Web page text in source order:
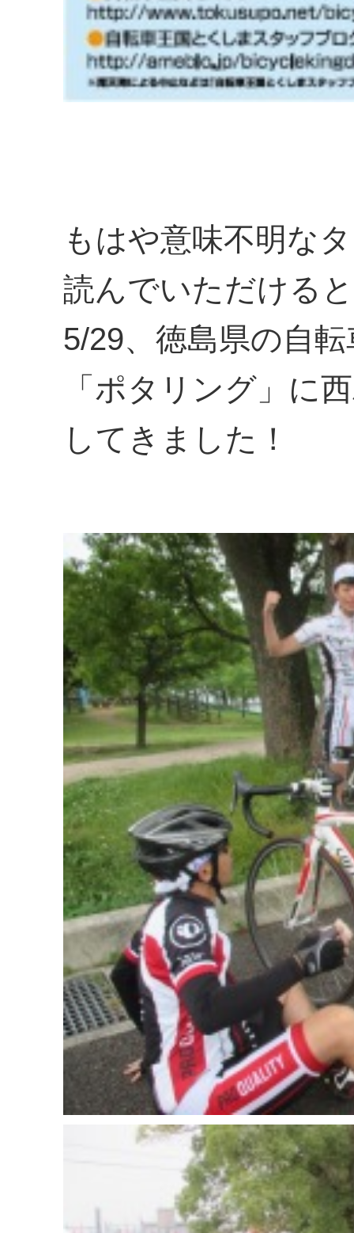
もはや意味不明な
読んでいただける
5/29、徳島県の自
「ポタリング」に
してきました！